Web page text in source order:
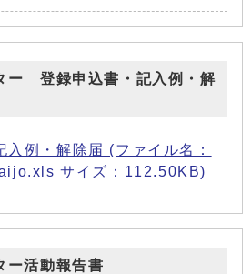
ー 登録申込書・記入例・解
入例・解除届 (ファイル名：
サイズ：112.50KB)
ー活動報告書